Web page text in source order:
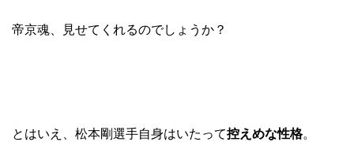
帝京魂、見せてくれるのでしょうか？
とはいえ、松本剛選手自身はいたって控えめな性格。